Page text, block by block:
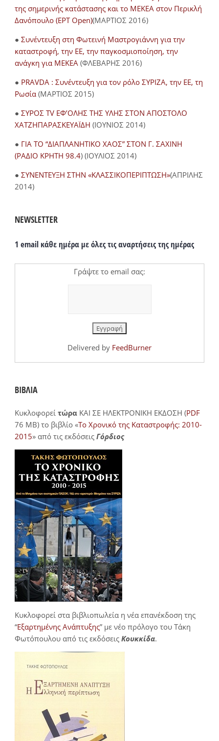
της σημερινής κατάστασης και το ΜΕΚΕΑ στον Περικλή
Δανόπουλο (ΕΡΤ Open)(ΜΑΡΤΙΟΣ 2016)
● Συνέντευξη στη Φωτεινή Μαστρογιάννη για την
καταστροφή, την ΕΕ, την παγκοσμιοποίηση, την
ανάγκη για ΜΕΚΕΑ (ΦΛΕΒΑΡΗΣ 2016)
● PRAVDA : Συνέντευξη για τον ρόλο ΣΥΡΙΖΑ, την ΕΕ, τη
Ρωσία (ΜΑΡΤΙΟΣ 2015)
● ΣΥΡΟΣ TV ΕΦ’ΟΛΗΣ ΤΗΣ ΥΛΗΣ ΣΤΟΝ ΑΠΟΣΤΟΛΟ
ΧΑΤΖΗΠΑΡΑΣΚΕΥΑΪΔΗ (ΙΟΥΝΙΟΣ 2014)
● ΓΙΑ ΤΟ “ΔΙΑΠΛΑΝΗΤΙΚΟ ΧΑΟΣ” ΣΤΟΝ Γ. ΣΑΧΙΝΗ
(ΡΑΔΙΟ ΚΡΗΤΗ 98.4) (ΙΟΥΛΙΟΣ 2014)
● ΣΥΝΕΝΤΕΥΞΗ ΣΤΗΝ «ΚΛΑΣΣΙΚΟΠΕΡΙΠΤΩΣΗ»(ΑΠΡΙΛΗΣ
2014)
NEWSLETTER
1 email κάθε ημέρα με όλες τις αναρτήσεις της ημέρας
Γράψτε το email σας:
Delivered by FeedBurner
ΒΙΒΛΙΑ
Κυκλοφορεί τώρα ΚΑΙ ΣΕ ΗΛΕΚΤΡΟΝΙΚΗ ΕΚΔΟΣΗ (PDF
76 MB) το βιβλίο «Το Χρονικό της Καταστροφής: 2010-
2015» από τις εκδόσεις Γόρδιος
Κυκλοφορεί στα βιβλιοπωλεία η νέα επανέκδοση της
“Εξαρτημένης Ανάπτυξης” με νέο πρόλογο του Τάκη
Φωτόπουλου από τις εκδόσεις Κουκκίδα.